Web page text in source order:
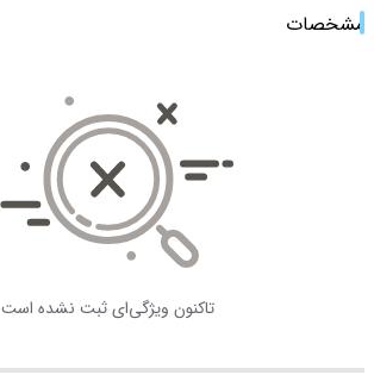
مشخصات
تاکنون ویژگی‌ای ثبت نشده است